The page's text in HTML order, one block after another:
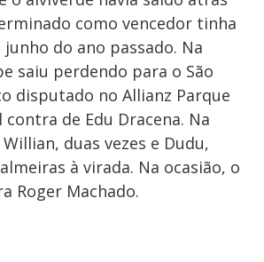
como vencedor tinha
do ano passado. Na
saiu perdendo para o São
disputado no Allianz Parque
contra de Edu Dracena. Na
duas vezes e Dudu,
à virada. Na ocasião, o
Roger Machado.